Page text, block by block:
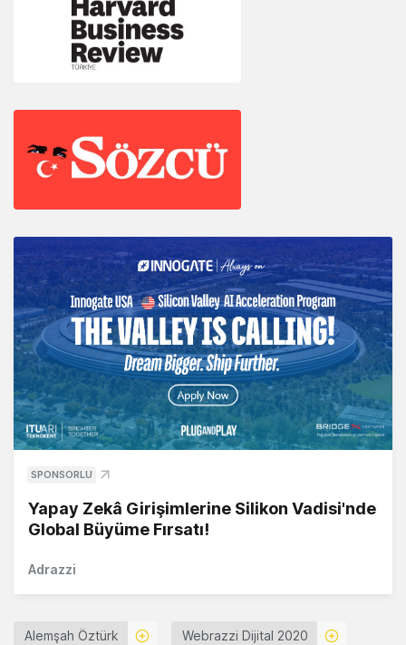
SPONSORLU
Yapay Zekâ Girişimlerine Silikon Vadisi'nde
Global Büyüme Fırsatı!
Adrazzi
Alemşah Öztürk Webrazzi Dijital 2020